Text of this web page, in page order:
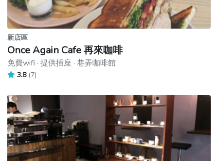
新店區
Once Again Cafe 再來咖啡
免費wifi · 提供插座 · 巷弄咖啡館
3.8 (7)